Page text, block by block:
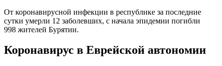
От коронавирусной инфекции в республике за последние
сутки умерли 12 заболевших, с начала эпидемии погибли
998 жителей Бурятии.
Коронавирус в Еврейской автономии